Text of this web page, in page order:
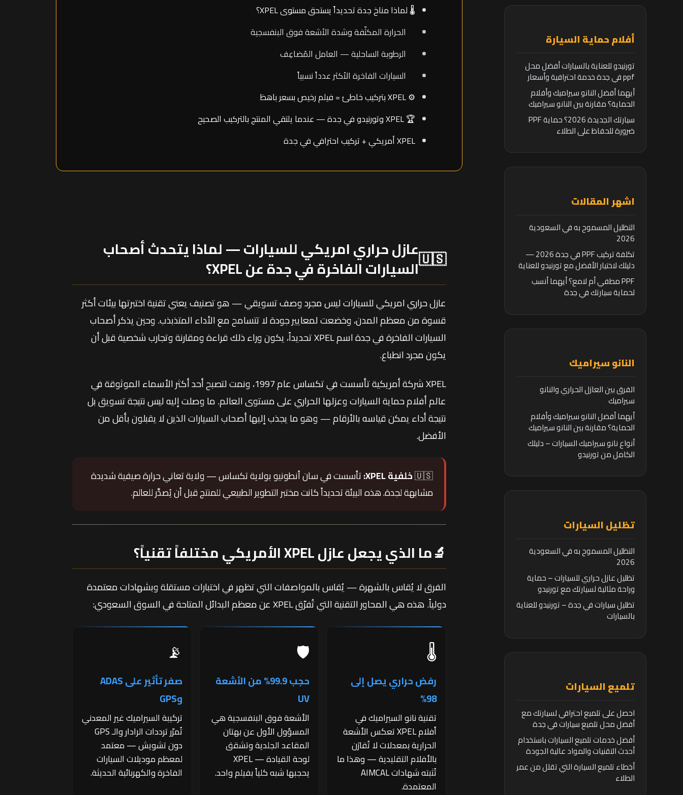
أفلام حماية السيارة
تورنيدو للعناية بالسيارات أفضل محل
ppf في جدة خدمة احترافية وأسعار
تنافسية
أيهما أفضل النانو سيراميك وأفلام
الحماية؟ مقارنة بين النانو سيراميك
وأفلام الحماية سيارتك الجديدة 2026؟ حماية PPF
ضرورة للحفاظ على الطلاء
اشهر المقالات
التظليل المسموح به في السعودية
2026
تكلفة تركيب PPF في جدة 2026 —
دليلك لاختيار الأفضل مع تورنيدو للعناية
بالسياراتPPF مطفي أم لامع؟ أيهما أنسب
لحماية سيارتك في جدة
النانو سيراميك
الفرق بين العازل الحراري والنانو
سيراميك
أيهما أفضل النانو سيراميك وأفلام
الحماية؟ مقارنة بين النانو سيراميك
وأفلام الحماية
أنواع نانو سيراميك السيارات – دليلك
الكامل من تورنيدو
تظليل السيارات
التظليل المسموح به في السعودية
2026
تظليل عازل حراري للسيارات – حماية
وراحة مثالية لسيارتك مع تورنيدو
تظليل سيارات في جدة – تورنيدو للعناية
بالسيارات
تلميع السيارات
احصل على تلميع احترافي لسيارتك مع
أفضل محل تلميع سيارات في جدة
أفضل خدمات تلميع السيارات باستخدام
أحدث التقنيات والمواد عالية الجودة
أخطاء تلميع السيارة التي تقلل من عمر
الطلاء
🌡️ لماذا مناخ جدة تحديداً يستحق مستوى XPEL؟
الحرارة المكثّفة وشدة الأشعة فوق البنفسجية
الرطوبة الساحلية — العامل المُضاعِف
السيارات الفاخرة الأكثر عدداً نسبياً
⚙️ XPEL بتركيب خاطئ = فيلم رخيص بسعر باهظ
🏆 XPEL وتورنيدو في جدة — عندما يلتقي المنتج بالتركيب الصحيح
XPEL أمريكي + تركيب احترافي في جدة
🇺🇸عازل حراري امريكي للسيارات — لماذا يتحدث أصحاب
السيارات الفاخرة في جدة عن XPEL؟
عازل حراري امريكي للسيارات ليس مجرد وصف تسويقي — هو تصنيف يعني تقنية اختبرتها بيئات أكثر
قسوة من معظم المدن، وخضعت لمعايير جودة لا تتسامح مع الأداء المتذبذب. وحين يذكر أصحاب
السيارات الفاخرة في جدة اسم XPEL تحديداً، يكون وراء ذلك قراءة ومقارنة وتجارب شخصية قبل أن
يكون مجرد انطباع.
XPEL شركة أمريكية تأسست في تكساس عام 1997، ونمت لتصبح أحد أكثر الأسماء الموثوقة في
عالم أفلام حماية السيارات وعزلها الحراري على مستوى العالم. ما وصلت إليه ليس نتيجة تسويق بل
نتيجة أداء يمكن قياسه بالأرقام — وهو ما يجذب إليها أصحاب السيارات الذين لا يقبلون بأقل من
الأفضل.
🇺🇸خلفية XPEL:
تأسست في سان أنطونيو بولاية تكساس — ولاية تعاني حرارة صيفية شديدة
مشابهة لجدة. هذه البيئة تحديداً كانت مختبر التطوير الطبيعي للمنتج قبل أن يُصدَّر للعالم.
🔬ما الذي يجعل عازل XPEL الأمريكي مختلفاً تقنياً؟
الفرق لا يُقاس بالشهرة — يُقاس بالمواصفات التي تظهر في اختبارات مستقلة وبشهادات معتمدة
دولياً. هذه هي المحاور التقنية التي تُفرّق XPEL عن معظم البدائل المتاحة في السوق السعودي:
🌡️
رفض حراري يصل إلى
98%
تقنية نانو السيراميك في
أفلام XPEL تعكس الأشعة
الحرارية بمعدلات لا تُقارَن
بالأفلام التقليدية — وهذا ما
تُثبته شهادات AIMCAL
المعتمدة.
🛡️
حجب 99.9% من الأشعة
UV
الأشعة فوق البنفسجية هي
المسؤول الأول عن بهتان
المقاعد الجلدية وتشقق
لوحة القيادة — XPEL
يحجبها شبه كلياً بفيلم واحد.
📡
صفر تأثير على ADAS
وGPS
تركيبة السيراميك غير المعدني
تُمرّر ترددات الرادار والـ GPS
دون تشويش — معتمد
لمعظم موديلات السيارات
الفاخرة والكهربائية الحديثة.